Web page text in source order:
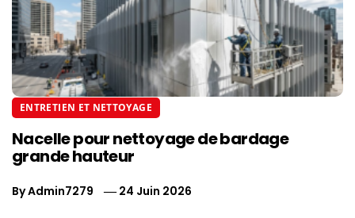
ENTRETIEN ET NETTOYAGE
Nacelle pour nettoyage de bardage
grande hauteur
ByAdmin7279 24 Juin 2026